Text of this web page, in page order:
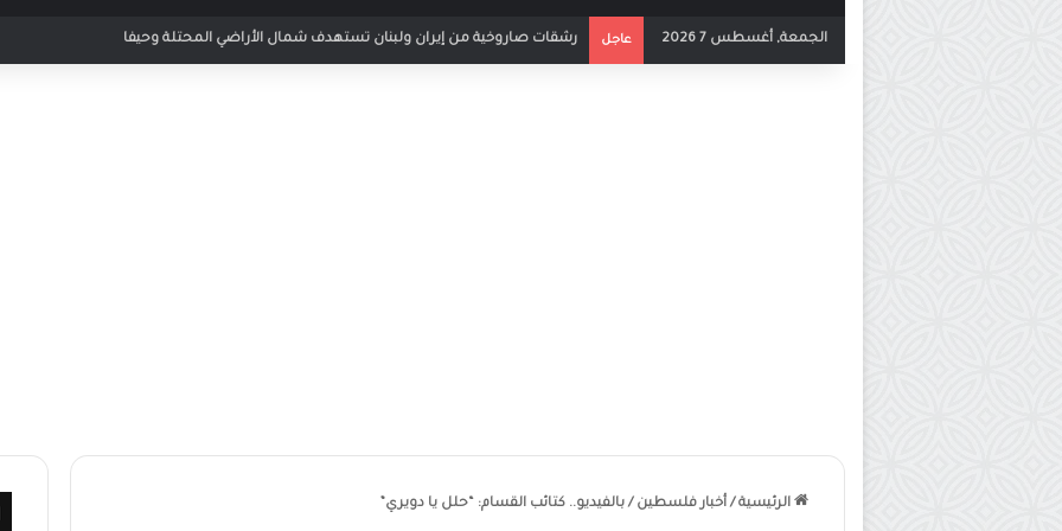
الجمعة, أغسطس 7 2026 عاجل بث مباشر مباراة الأردن والإمارات في كأس العرب 2025
الرئيسية / أخبار فلسطين / بالفيديو.. كتائب القسام: “حلل يا دويري”